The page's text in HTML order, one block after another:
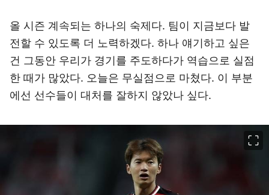
올 시즌 계속되는 하나의 숙제다. 팀이 지금보다 발
전할 수 있도록 더 노력하겠다. 하나 얘기하고 싶은
건 그동안 우리가 경기를 주도하다가 역습으로 실점
한 때가 많았다. 오늘은 무실점으로 마쳤다. 이 부분
에선 선수들이 대처를 잘하지 않았나 싶다.